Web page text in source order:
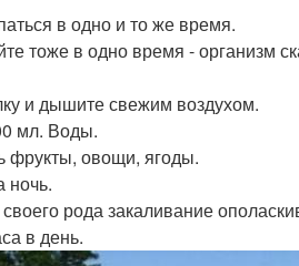
в одно и то же время.
тоже в одно время - организм
и дышите свежим воздухом.
мл. Воды.
фрукты, овощи, ягоды.
ночь.
рода закаливание
в день.